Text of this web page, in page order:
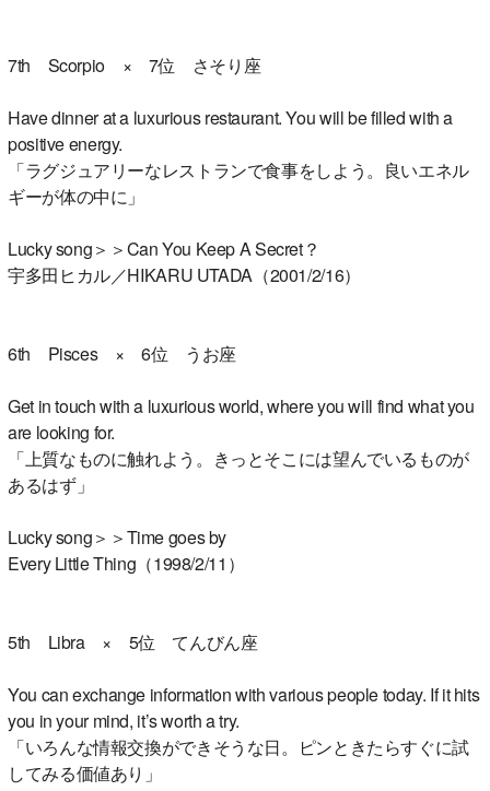
7th Scorpio × 7位 さそり座
Have dinner at a luxurious restaurant. You will be filled with a
positive energy.
「ラグジュアリーなレストランで食事をしよう。良いエネル
ギーが体の中に」
Lucky song＞＞Can You Keep A Secret？
宇多田ヒカル／HIKARU UTADA（2001/2/16）
6th Pisces × 6位 うお座
Get in touch with a luxurious world, where you will find what you
are looking for.
「上質なものに触れよう。きっとそこには望んでいるものが
あるはず」
Lucky song＞＞Time goes by
Every Little Thing（1998/2/11）
5th Libra × 5位 てんびん座
You can exchange information with various people today. If it hits
you in your mind, it’s worth a try.
「いろんな情報交換ができそうな日。ピンときたらすぐに試
してみる価値あり」